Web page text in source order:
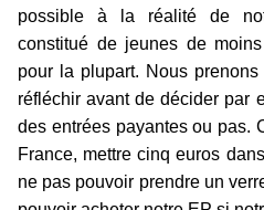
possible à la réalité de
constitué de jeunes de
pour la plupart. Nous
réfléchir avant de décider par
des entrées payantes ou pas.
France, mettre cinq euros
ne pas pouvoir prendre un